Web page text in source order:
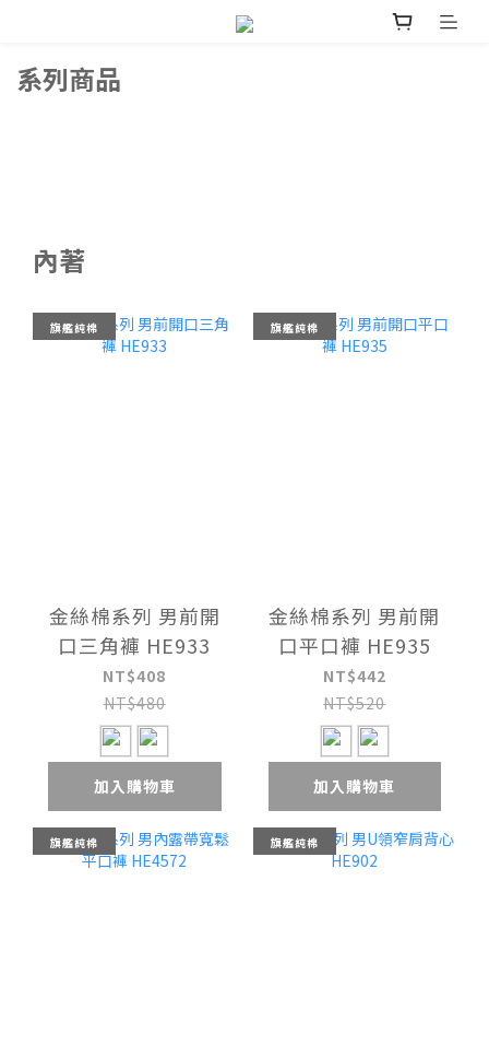
系列商品
內著
旗艦純棉
金絲棉系列 男前開
口三角褲 HE933
NT$408
NT$480
加入購物車
旗艦純棉
金絲棉系列 男前開
口平口褲 HE935
NT$442
NT$520
加入購物車
旗艦純棉 旗艦純棉